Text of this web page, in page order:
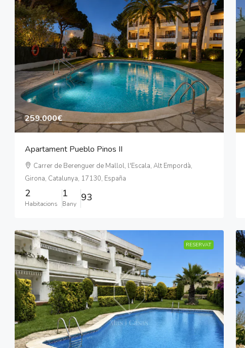
259.000€
Apartament Pueblo Pinos II
Carrer de Berenguer de Mallol, l'Escala, Alt Empordà,
Girona, Catalunya, 17130, España
2
Habitacions
1
Bany
93
RESERVAT